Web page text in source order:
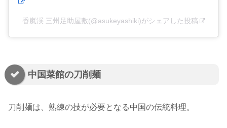
香嵐渓 三州足助屋敷(@asukeyashiki)がシェアした投稿
中国菜館の刀削麺
刀削麺は、熟練の技が必要となる中国の伝統料理。